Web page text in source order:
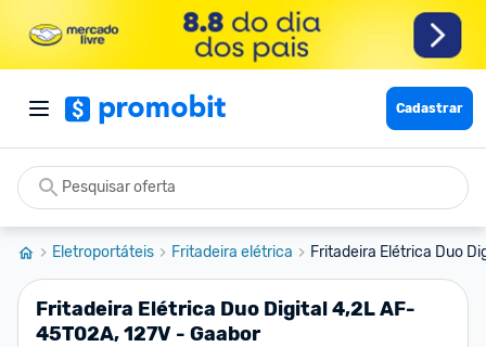
Cadastrar
Eletroportáteis Fritadeira elétrica Fritadeira Elétrica Duo
Fritadeira Elétrica Duo Digital 4,2L AF-
45T02A, 127V - Gaabor